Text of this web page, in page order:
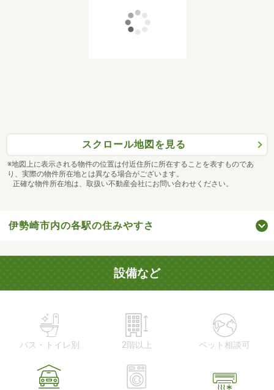
スクロール地図を見る
※地図上に表示される物件の位置は付近住所に所在することを表すものであ
り、実際の物件所在地とは異なる場合がございます。
正確な物件所在地は、取扱い不動産会社にお問い合わせください。
伊勢崎市内の各駅の住みやすさ
設備など
バス・トイレ別 2階以上 ペット相談可